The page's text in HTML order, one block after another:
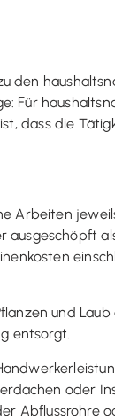
den
Für
dass die
Arbeiten
und
entsorgt.
oder